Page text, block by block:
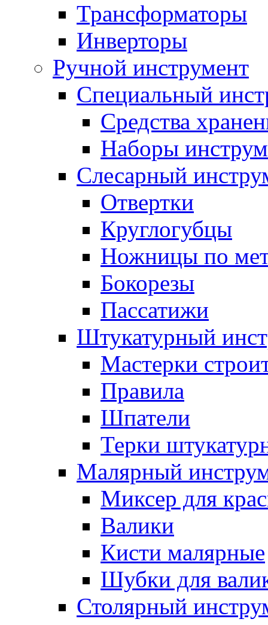
Трансформаторы
Инверторы
Ручной инструмент
Специальный
Средства
Наборы
Слесарный
Отвертки
Круглогубцы
Ножницы по
Бокорезы
Пассатижи
Штукатурный
Мастерки
Правила
Шпатели
Терки
Малярный
Миксер для
Валики
Кисти малярные
Шубки для
Столярный